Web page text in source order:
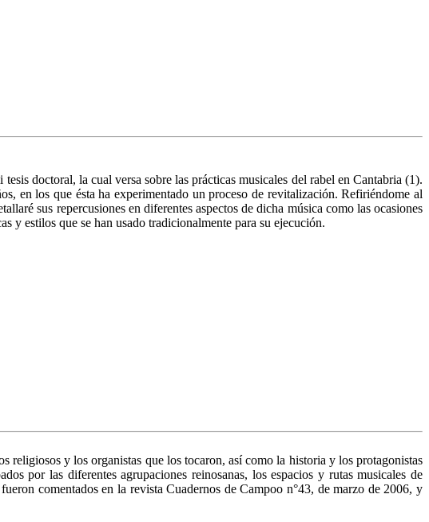
doctoral, la cual ver­sa sobre las prácticas musicales del rabel en Cantabria (1).
en los que ésta ha experimentado un proceso de revitalización. Refiriéndome al
sus repercusiones en diferentes as­pectos de dicha música como las ocasiones
y estilos que se han usado tradicionalmente para su ejecución.
religiosos y los organistas que los tocaron, así como la historia y los protagonistas
por las diferentes agrupaciones reinosanas, los espacios y ru­tas musicales de
comentados en la revista Cuader­nos de Campoo n°43, de marzo de 2006, y